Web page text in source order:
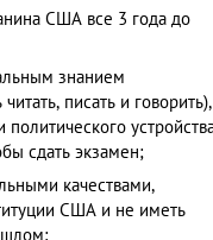
США все 3 года до
знанием
писать и говорить),
сдать экзамен;
качествами,
США и не иметь